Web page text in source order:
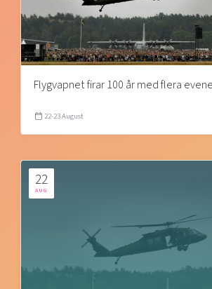
Flygvapnet firar 100 år med flera
22-23 August
22
AUG